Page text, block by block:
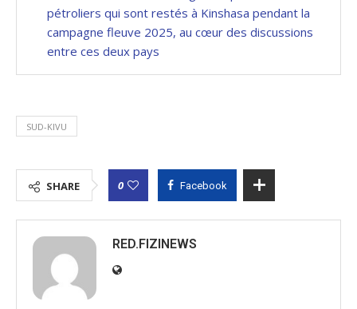
pétroliers qui sont restés à Kinshasa pendant la
campagne fleuve 2025, au cœur des discussions
entre ces deux pays
SUD-KIVU
SHARE 0 Facebook
RED.FIZINEWS